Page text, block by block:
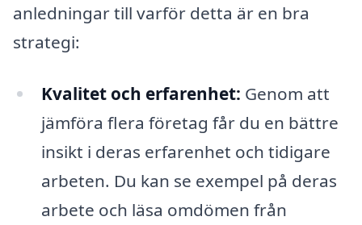
anledningar till varför detta är en bra
strategi:
Kvalitet och erfarenhet: Genom att
jämföra flera företag får du en bättre
insikt i deras erfarenhet och tidigare
arbeten. Du kan se exempel på deras
arbete och läsa omdömen från